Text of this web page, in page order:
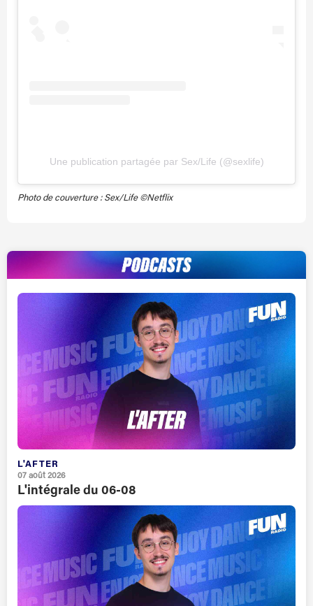
Une publication partagée par Sex/Life (@sexlife)
Photo de couverture : Sex/Life ©Netflix
L'AFTER
07 août 2026
L'intégrale du 06-08